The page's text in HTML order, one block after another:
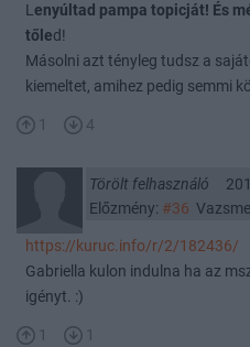
Lenyúltad pampa topicját! És
tőled!
Másolni azt tényleg tudsz a
kiemeltet, amihez pedig semmi
1 4
Törölt felhasználó
Előzmény: #36
https://kuruc.info/r/2/182436/
Gabriella kulon indulna ha az
igényt. :)
1 1